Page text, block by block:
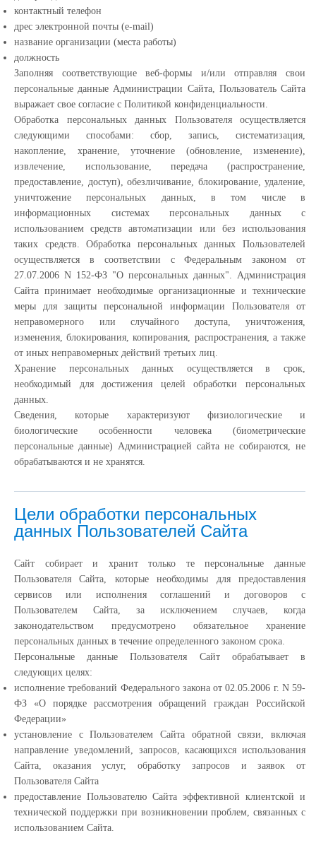
контактный телефон
дрес электронной почты (e-mail)
название организации (места работы)
должность
Заполняя соответствующие веб-формы и/или отправляя свои
персональные данные Администрации Сайта, Пользователь Сайта
выражает свое согласие с Политикой конфиденциальности.
Обработка персональных данных Пользователя осуществляется
следующими способами: сбор, запись, систематизация,
накопление, хранение, уточнение (обновление, изменение),
извлечение, использование, передача (распространение,
предоставление, доступ), обезличивание, блокирование, удаление,
уничтожение персональных данных, в том числе в
информационных системах персональных данных с
использованием средств автоматизации или без использования
таких средств. Обработка персональных данных Пользователей
осуществляется в соответствии с Федеральным законом от
27.07.2006 N 152-ФЗ "О персональных данных". Администрация
Сайта принимает необходимые организационные и технические
меры для защиты персональной информации Пользователя от
неправомерного или случайного доступа, уничтожения,
изменения, блокирования, копирования, распространения, а также
от иных неправомерных действий третьих лиц.
Хранение персональных данных осуществляется в срок,
необходимый для достижения целей обработки персональных
данных.
Сведения, которые характеризуют физиологические и
биологические особенности человека (биометрические
персональные данные) Администрацией сайта не собираются, не
обрабатываются и не хранятся.
Цели обработки персональных
данных Пользователей Сайта
Сайт собирает и хранит только те персональные данные
Пользователя Сайта, которые необходимы для предоставления
сервисов или исполнения соглашений и договоров с
Пользователем Сайта, за исключением случаев, когда
законодательством предусмотрено обязательное хранение
персональных данных в течение определенного законом срока.
Персональные данные Пользователя Сайт обрабатывает в
следующих целях:
исполнение требований Федерального закона от 02.05.2006 г. N 59-
ФЗ «О порядке рассмотрения обращений граждан Российской
Федерации»
установление с Пользователем Сайта обратной связи, включая
направление уведомлений, запросов, касающихся использования
Сайта, оказания услуг, обработку запросов и заявок от
Пользователя Сайта
предоставление Пользователю Сайта эффективной клиентской и
технической поддержки при возникновении проблем, связанных с
использованием Сайта.